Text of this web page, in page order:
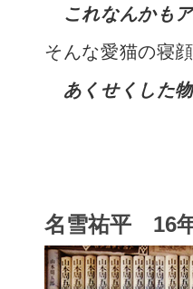
これなんかも
そんな愛猫の寝
あくせくした
名雪祐平 16